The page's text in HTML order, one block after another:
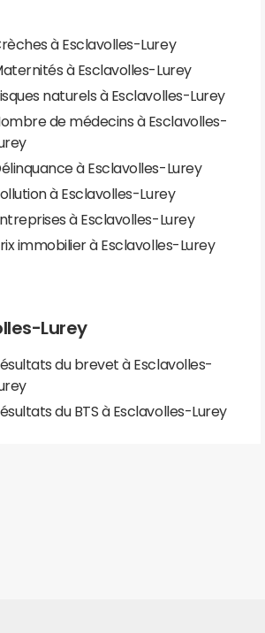
Crèches à Esclavolles-Lurey
à Esclavolles-Lurey
naturels à Esclavolles-Lurey
de médecins à Esclavolles-
à Esclavolles-Lurey
à Esclavolles-Lurey
à Esclavolles-Lurey
immobilier à Esclavolles-Lurey
Lurey
du brevet à Esclavolles-
du BTS à Esclavolles-Lurey